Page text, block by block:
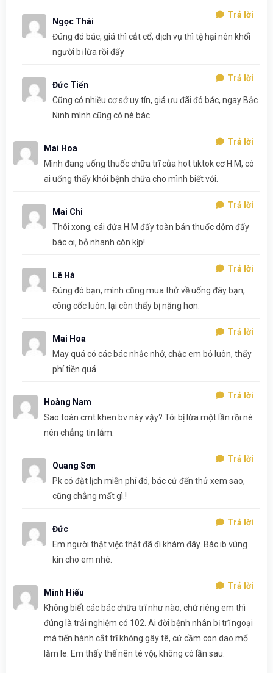
Ngọc Thái
Trả lời
Đúng đó bác, giá thì cắt cổ, dịch vụ thì tệ hại nên khối
người bị lừa rồi đấy
Đức Tiến
Trả lời
Cũng có nhiều cơ sở uy tín, giá ưu đãi đó bác, ngay Bắc
Ninh mình cũng có nè bác.
Mai Hoa
Trả lời
Mình đang uống thuốc chữa trĩ của hot tiktok cơ H.M, có
ai uống thấy khỏi bệnh chữa cho mình biết với.
Mai Chi
Trả lời
Thôi xong, cái đứa H.M đấy toàn bán thuốc dởm đấy
bác ơi, bỏ nhanh còn kịp!
Lê Hà
Trả lời
Đúng đó bạn, mình cũng mua thử về uống đây bạn,
công cốc luôn, lại còn thấy bị nặng hơn.
Mai Hoa
Trả lời
May quá có các bác nhắc nhở, chắc em bỏ luôn, thấy
phí tiền quá
Hoàng Nam
Trả lời
Sao toàn cmt khen bv này vậy? Tôi bị lừa một lần rồi nè
nên chẳng tin lắm.
Quang Sơn
Trả lời
Pk có đặt lịch miễn phí đó, bác cứ đến thử xem sao,
cũng chẳng mất gì.!
Đức
Trả lời
Em người thật việc thật đã đi khám đây. Bác ib vùng
kín cho em nhé.
Minh Hiếu
Trả lời
Không biết các bác chữa trĩ như nào, chứ riêng em thì
đúng là trải nghiệm có 102. Ai đời bệnh nhân bị trĩ ngoại
mà tiến hành cắt trĩ không gây tê, cứ cầm con dao mổ
lăm le. Em thấy thế nên té vội, không có lần sau.